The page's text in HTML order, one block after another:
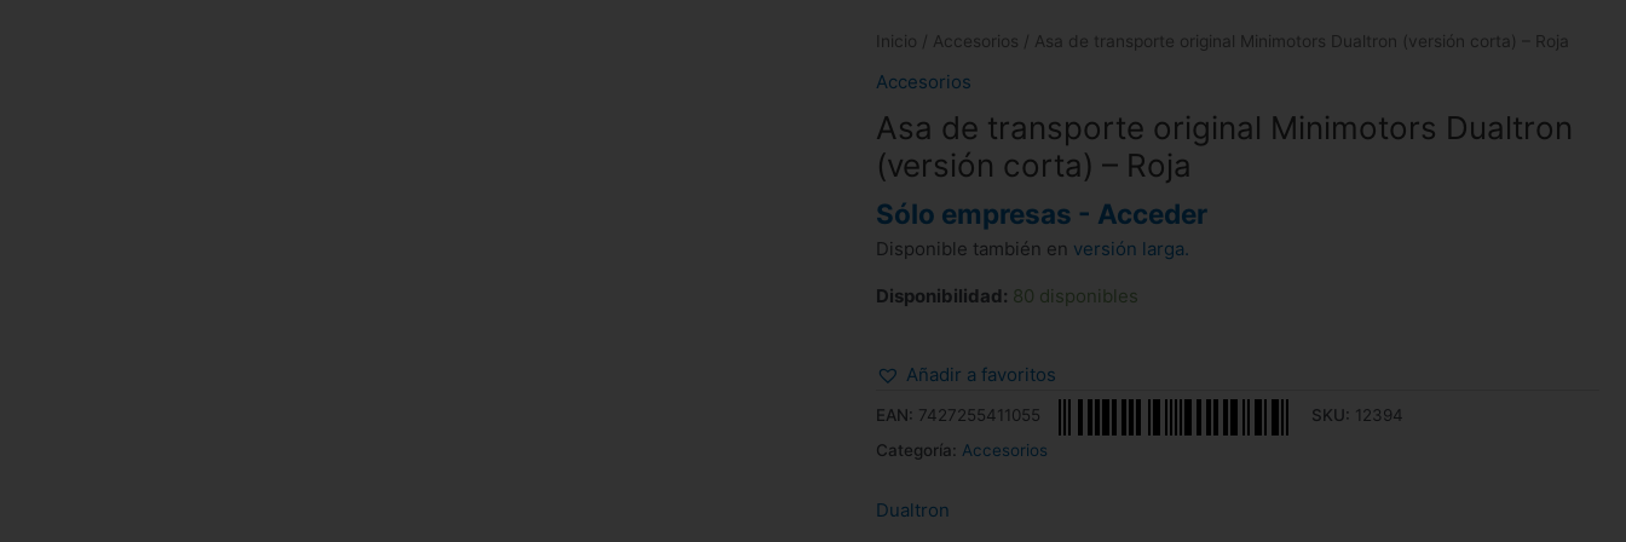
Inicio / Accesorios / Asa de transporte original Minimotors Dualtron (versión corta) – Roja
Accesorios
Asa de transporte original Minimotors Dualtron
(versión corta) – Roja
Sólo empresas - Acceder
Disponible también en versión larga.
Disponibilidad: 80 disponibles
Añadir a favoritos
EAN: 7427255411055 SKU: 12394
Categoría: Accesorios
Dualtron